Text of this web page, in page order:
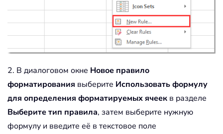
2. В диалоговом окне Новое правило
форматирования выберите Использовать формулу
для определения форматируемых ячеек в разделе
Выберите тип правила, затем выберите нужную
формулу и введите её в текстовое поле